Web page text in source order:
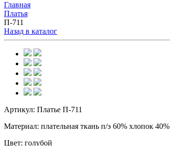
Главная
Платья
П-711
Назад в каталог
Артикул: Платье П-711
Материал: плательная ткань п/э 60% хлопок 40%
Цвет: голубой